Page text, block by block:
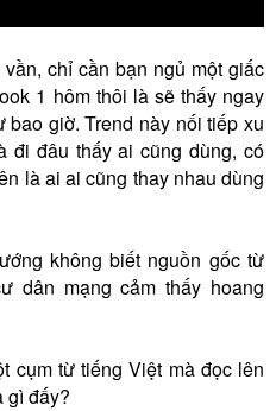
chỉ cần bạn ngủ một giấc
1 hôm thôi là sẽ thấy ngay
giờ. Trend này nối tiếp xu
đi đâu thấy ai cũng dùng, có
là ai ai cũng thay nhau dùng
không biết nguồn gốc từ
dân mạng cảm thấy hoang
cụm từ tiếng Việt mà đọc lên
gì đấy?